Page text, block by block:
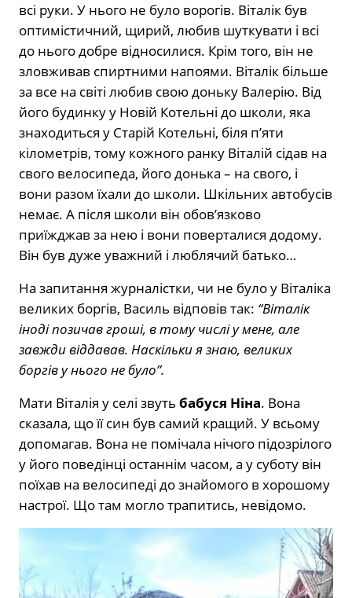
всі руки. У нього не було ворогів. Віталік був
оптимістичний, щирий, любив шуткувати і всі
до нього добре відносилися. Крім того, він не
зловживав спиртними напоями. Віталік більше
за все на світі любив свою доньку Валерію. Від
його будинку у Новій Котельні до школи, яка
знаходиться у Старій Котельні, біля п’яти
кілометрів, тому кожного ранку Віталій сідав на
свого велосипеда, його донька – на свого, і
вони разом їхали до школи. Шкільних автобусів
немає. А після школи він обов’язково
приїжджав за нею і вони поверталися додому.
Він був дуже уважний і люблячий батько…
На запитання журналістки, чи не було у Віталіка
великих боргів, Василь відповів так: “Віталік
іноді позичав гроші, в тому числі у мене, але
завжди віддавав. Наскільки я знаю, великих
боргів у нього не було”.
Мати Віталія у селі звуть бабуся Ніна. Вона
сказала, що її син був самий кращий. У всьому
допомагав. Вона не помічала нічого підозрілого
у його поведінці останнім часом, а у суботу він
поїхав на велосипеді до знайомого в хорошому
настрої. Що там могло трапитись, невідомо.